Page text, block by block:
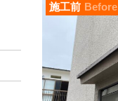
施工前 Before